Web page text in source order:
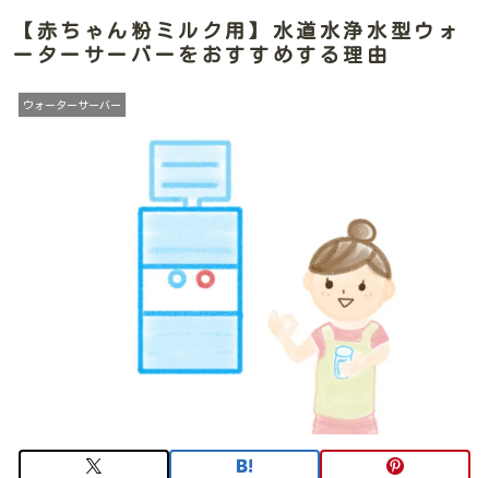
【赤ちゃん粉ミルク用】水道水浄水型ウォ
ーターサーバーをおすすめする理由
ウォーターサーバー